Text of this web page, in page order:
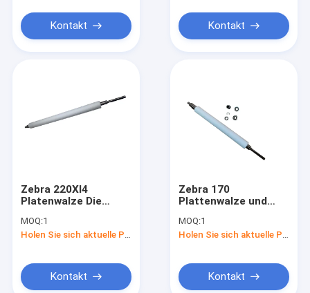
Kontakt Kontakt
Zebra 220XI4
Platenwalze Die
Bedürfnisse im
industriellen Druck
MOQ:1
Kontakt
Zebra 170
Plattenwalze und
Kombination für den
Erfolg des Druckes
MOQ:1
Kontakt